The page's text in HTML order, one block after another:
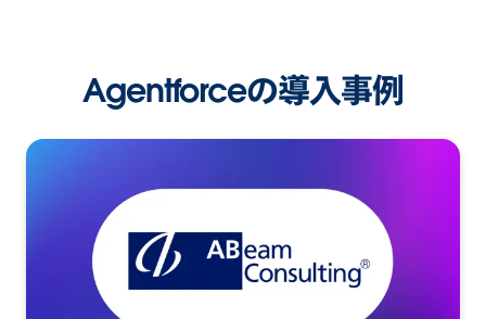
Agentforceの導入事例